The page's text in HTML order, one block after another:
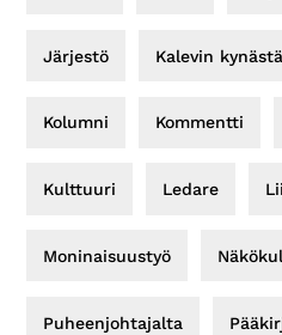
Järjestö Kalevin kynästä
Kolumni Kommentti
Kulttuuri Ledare
Moninaisuustyö
Puheenjohtajalta